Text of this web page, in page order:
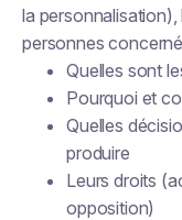
la
personnes
Quelles sont
Pourquoi et
Quelles
produire
Leurs droits
opposition)